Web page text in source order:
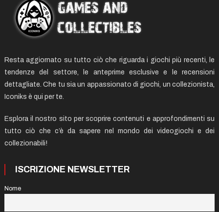
Resta aggiornato su tutto ciò che riguarda i giochi più recenti, le
tendenze del settore, le anteprime esclusive e le recensioni
dettagliate. Che tu sia un appassionato di giochi, un collezionista,
Iconiks è qui per te.
Esplora il nostro sito per scoprire contenuti e approfondimenti su
tutto ciò che c’è da sapere nel mondo dei videogiochi e dei
collezionabili!
ISCRIZIONE NEWSLETTER
Nome